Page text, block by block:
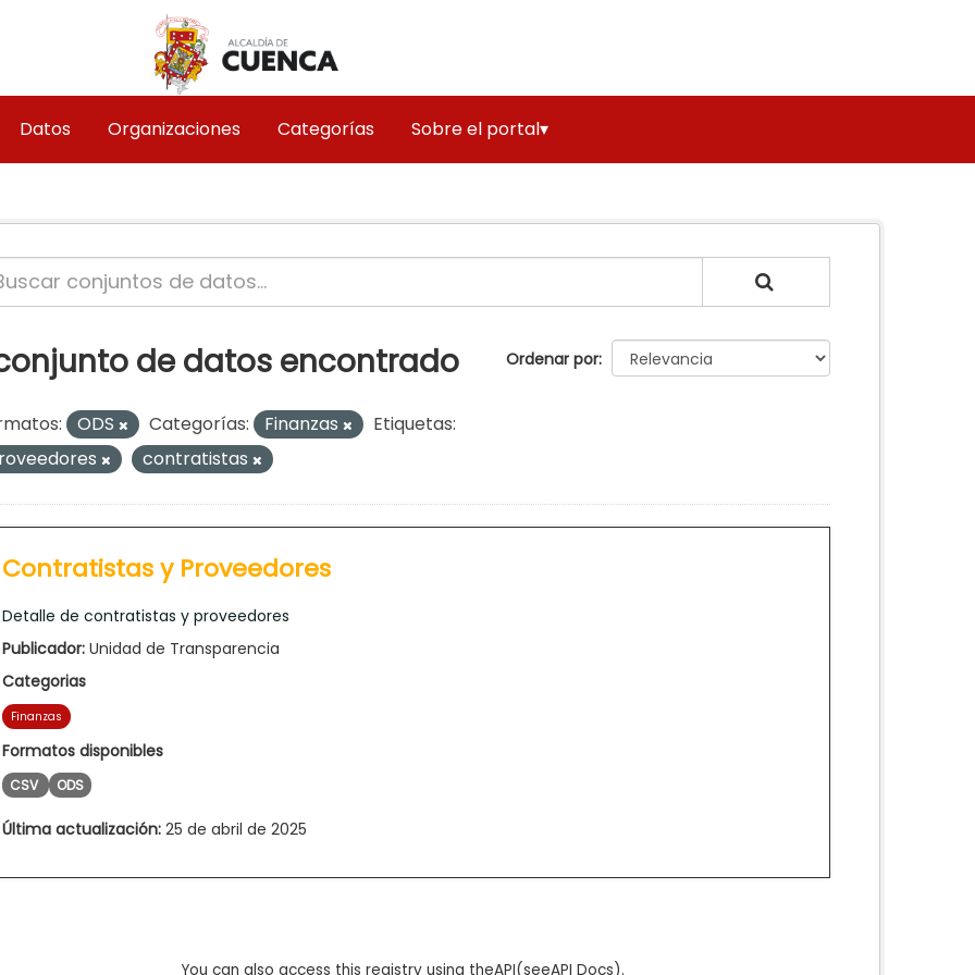
Datos Organizaciones Categorías Sobre el portal▾
Ordenar por
de datos encontrado
ODS Categorías: Finanzas
Etiquetas:
contratistas
Contratistas y Proveedores
Detalle de contratistas y proveedores
Publicador: Unidad de Transparencia
Categorias
Finanzas
Formatos disponibles
CSV ODS
Última actualización: 25 de abril de 2025
You can also access this registry using theAPI(seeAPI Docs).